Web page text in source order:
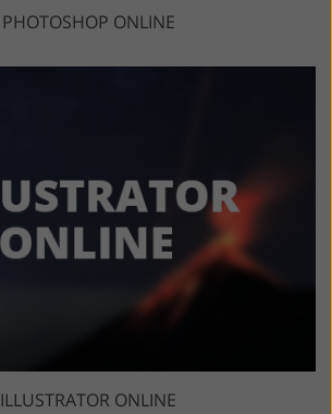
PHOTOSHOP ONLINE
ILLUSTRATOR ONLINE